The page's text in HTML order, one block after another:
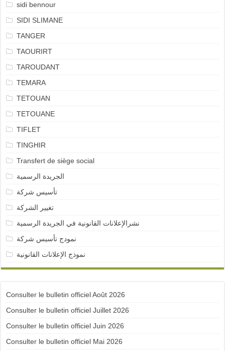
sidi bennour
SIDI SLIMANE
TANGER
TAOURIRT
TAROUDANT
TEMARA
TETOUAN
TETOUANE
TIFLET
TINGHIR
Transfert de siège social
الجريدة الرسمية
تأسيس شركة
تغيير الشركة
نشرالإعلانات القانونية في الجريدة الرسمية
نمودج تأسيس شركة
نموذج الإعلانات القانونية
Consulter le bulletin officiel Août 2026
Consulter le bulletin officiel Juillet 2026
Consulter le bulletin officiel Juin 2026
Consulter le bulletin officiel Mai 2026